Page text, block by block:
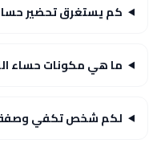
كم يستغرق تحضير
ما هي مكونات حساء
لكم شخص تكفي وصفة